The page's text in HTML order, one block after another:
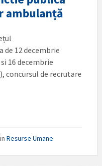
ambulanță
de 12 decembrie
16 decembrie
concursul de recrutare
in Resurse Umane